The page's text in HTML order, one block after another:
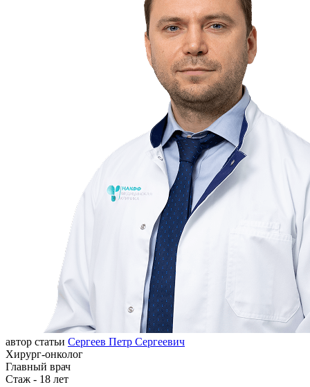
автор статьи Сергеев Петр Сергеевич
Хирург-онколог
Главный врач
Стаж - 18 лет